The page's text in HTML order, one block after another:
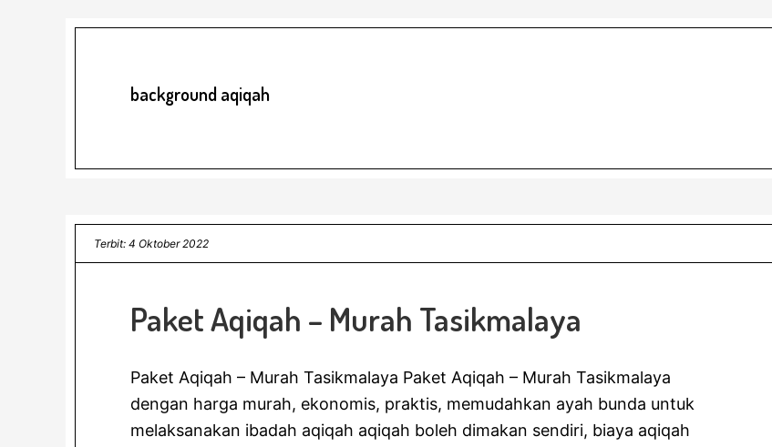
background aqiqah
Terbit: 4 Oktober 2022
Paket Aqiqah – Murah Tasikmalaya
Paket Aqiqah – Murah Tasikmalaya Paket Aqiqah – Murah Tasikmalaya
dengan harga murah, ekonomis, praktis, memudahkan ayah bunda untuk
melaksanakan ibadah aqiqah aqiqah boleh dimakan sendiri, biaya aqiqah